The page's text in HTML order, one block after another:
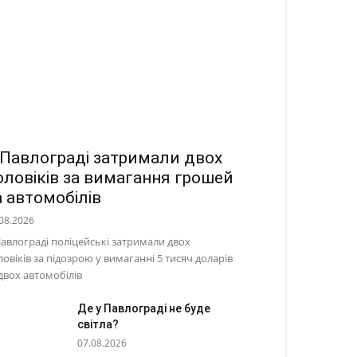
затримали двох
за вимагання грошей
автомобілів
поліцейські затримали двох
за підозрою у вимаганні 5 тисяч доларів
автомобілів
Де у Павлограді не буде
світла?
07.08.2026